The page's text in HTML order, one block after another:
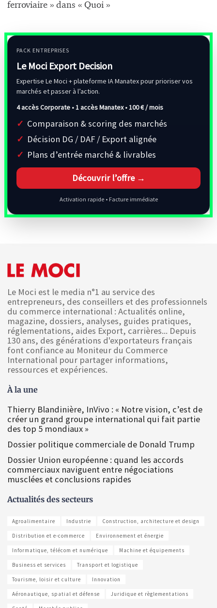
ferroviaire » dans « Quoi »
PACK ENTREPRISES
Le Moci Export Decision
Expertise Le Moci + plateforme IA Manatex pour prioriser vos
marchés et passer à l’action.
4 accès Corporate • 1 accès Manatex •100 € / mois
Comparaison & scoring des marchés
Décision DG / DAF / Export alignée
Plans d’entrée marché & livrables
Découvrir l’offre →
Activation rapide • Facture immédiate
Le Moci est le media n°1 au service des
entrepreneurs, des conseillers et des professionnels
du commerce international : Actualités online,
magazine, dossiers, analyses, guides pratiques,
réglementations, aides Export, carrières... Depuis
130 ans, des générations d'exportateurs français
font confiance au Moniteur du Commerce
International pour partager informations,
ressources et expériences.
À la une
Thierry Blandinière, InVivo : « Notre vision, c’est de
créer un grand groupe international qui fait partie
des top 5 mondiaux »
Dossier politique commerciale de Donald Trump
Dossier Union européenne : quand les accords
commerciaux naviguent entre négociations
musclées et conclusions rapides
Actualités des secteurs
Agroalimentaire Industrie Construction, architecture et design
Distribution et e-commerce Environnement et énergie
Informatique, télécom et numérique Machine et équipements
Business et services Transport et logistique
Tourisme, loisir et culture Innovation
Aéronautique, spatial et défense Juridique et règlementations